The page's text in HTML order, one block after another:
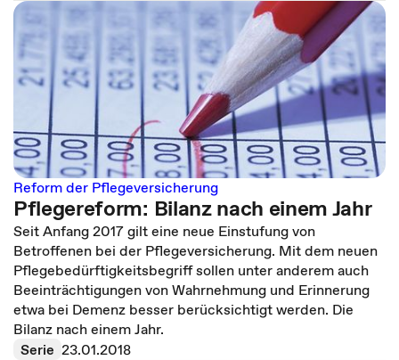
Reform der Pflegeversicherung
Pflegereform: Bilanz nach einem Jahr
Seit Anfang 2017 gilt eine neue Einstufung von
Betroffenen bei der Pflegeversicherung. Mit dem neuen
Pflegebedürftigkeitsbegriff sollen unter anderem auch
Beeinträchtigungen von Wahrnehmung und Erinnerung
etwa bei Demenz besser berücksichtigt werden. Die
Bilanz nach einem Jahr.
Serie 23.01.2018